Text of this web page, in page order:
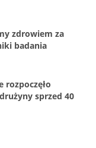
zdrowiem za
badania
rozpoczęło
sprzed 40